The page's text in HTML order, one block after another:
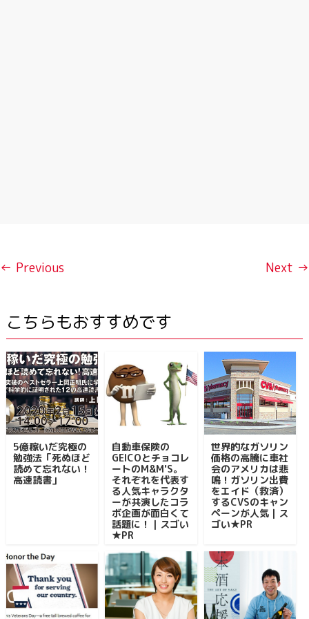
← Previous Next →
こちらもおすすめです
5億稼いだ究極の
勉強法「死ぬほど
読めて忘れない！
高速読書」
自動車保険の
GEICOとチョコレ
ートのM&M'S。
それぞれを代表す
る人気キャラクタ
ーが共演したコラ
ボ企画が面白くて
話題に！｜スゴい
★PR
世界的なガソリン
価格の高騰に車社
会のアメリカは悲
鳴！ガソリン出費
をエイド（救済）
するCVSのキャン
ペーンが人気｜ス
ゴい★PR